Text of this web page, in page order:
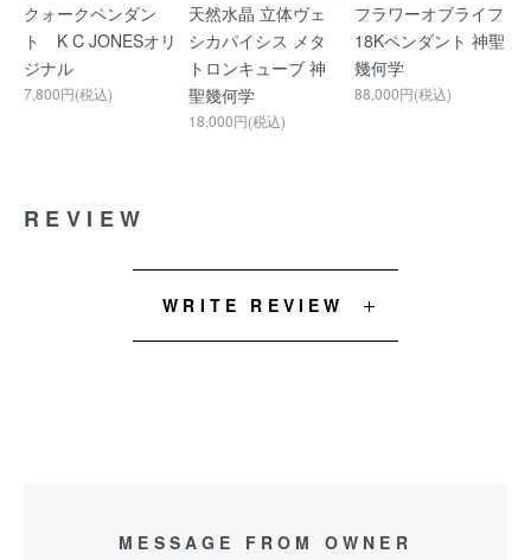
クォークペンダン
ト K C JONESオリ
ジナル
7,800円(税込)
天然水晶 立体ヴェ
シカパイシス メタ
トロンキューブ 神
聖幾何学
18,000円(税込)
フラワーオブライフ
18Kペンダント 神聖
幾何学
88,000円(税込)
REVIEW
WRITE REVIEW
MESSAGE FROM OWNER